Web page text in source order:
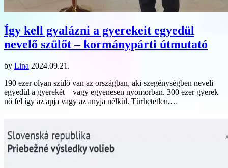
Így kell gyalázni a gyerekeit egyedül
nevelő szülőt – kormánypárti útmutató
by Lina 2024.09.21.
190 ezer olyan szülő van az országban, aki szegénységben neveli
egyedül a gyerekét – vagy egyenesen nyomorban. 300 ezer gyerek
nő fel így az apja vagy az anyja nélkül. Tűrhetetlen,…